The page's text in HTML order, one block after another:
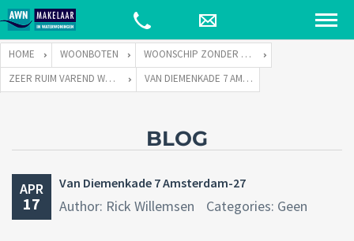
HOME WOONBOTEN
WOONSCHIP ZONDER LIGPLAATS
ZEER RUIM VAREND WOONSCHIP ZONDER LIGPLAATS
VAN DIEMENKADE 7 AMSTERDAM-27
BLOG
APR
17
Van Diemenkade 7 Amsterdam-27
Author: Rick Willemsen Categories: Geen